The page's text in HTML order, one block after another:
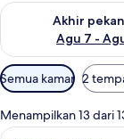
Akhir
Agu 7 -
Periksa
Filter
tersedia
untuk
kamar
Semua kamar 2
Menampilkan 13 dari